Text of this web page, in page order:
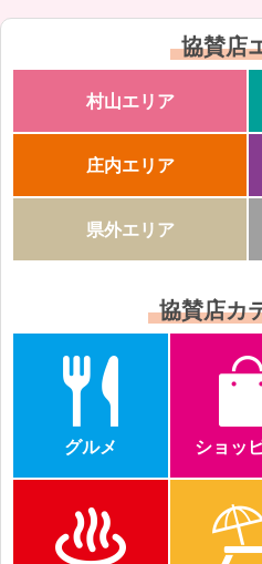
協賛店
村山エリア
庄内エリア
県外エリア
協賛店カ
グルメ ショッ